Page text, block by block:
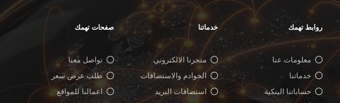
روابط تهمك
معلومات عنا
خدماتنا
حساباتنا البنكية
خدماتنا
متجرنا الالكتروني
الخوادم والاستضافات
استضافات البريد
صفحات تهمك
تواصل معنا
طلب عرض سعر
اعمالنا للمواقع